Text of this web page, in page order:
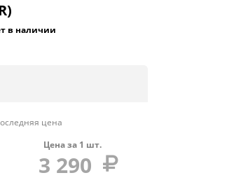
в наличии
цена
Цена за 1 шт.
3 290